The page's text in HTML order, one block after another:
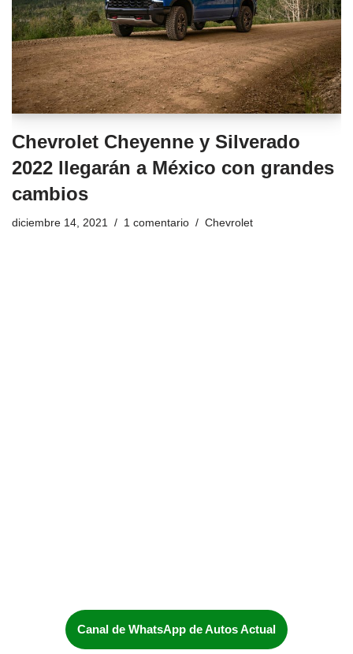
Chevrolet Cheyenne y Silverado
2022 llegarán a México con grandes
cambios
diciembre 14, 2021 1 comentario Chevrolet
Canal de WhatsApp de Autos Actual